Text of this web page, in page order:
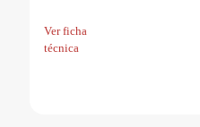
Ver ficha
técnica